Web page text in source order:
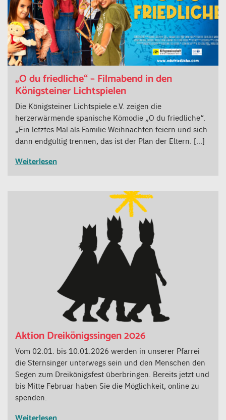
„O du friedliche“ – Filmabend in den
Königsteiner Lichtspielen
Die Königsteiner Lichtspiele e.V. zeigen die
herzerwärmende spanische Kömodie „O du friedliche“.
„Ein letztes Mal als Familie Weihnachten feiern und sich
dann endgültig trennen, das ist der Plan der Eltern. […]
Weiterlesen
Aktion Dreikönigssingen 2026
Vom 02.01. bis 10.01.2026 werden in unserer Pfarrei
die Sternsinger unterwegs sein und den Menschen den
Segen zum Dreikönigsfest überbringen. Bereits jetzt und
bis Mitte Februar haben Sie die Möglichkeit, online zu
spenden.